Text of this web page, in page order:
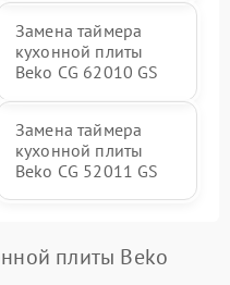
Замена таймера
кухонной плиты
Beko CG 62010 GS
Замена таймера
кухонной плиты
Beko CG 52011 GS
плиты Beko